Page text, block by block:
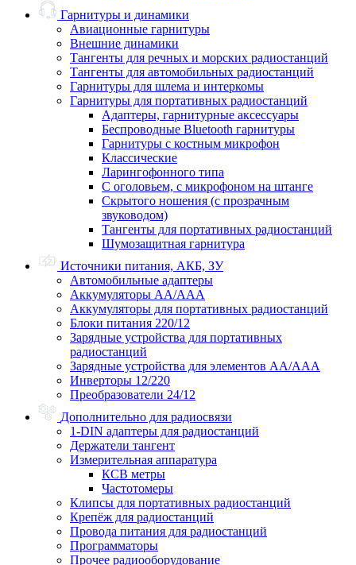
Гарнитуры и динамики
Авиационные гарнитуры
Внешние динамики
Тангенты для речных и морских радиостанций
Тангенты для автомобильных радиостанций
Гарнитуры для шлема и интеркомы
Гарнитуры для портативных радиостанций
Адаптеры, гарнитурные аксессуары
Беспроводные Bluetooth гарнитуры
Гарнитуры с костным микрофон
Классические
Ларингофонного типа
С оголовьем, с микрофоном на штанге
Скрытого ношения (с прозрачным
звуководом)
Тангенты для портативных радиостанций
Шумозащитная гарнитура
Источники питания, АКБ, ЗУ
Автомобильные адаптеры
Аккумуляторы АА/ААА
Аккумуляторы для портативных радиостанций
Блоки питания 220/12
Зарядные устройства для портативных
радиостанций
Зарядные устройства для элементов АА/ААА
Инверторы 12/220
Преобразователи 24/12
Дополнительно для радиосвязи
1-DIN адаптеры для радиостанций
Держатели тангент
Измерительная аппаратура
КСВ метры
Частотомеры
Клипсы для портативных радиостанций
Крепёж для радиостанций
Провода питания для радиостанций
Программаторы
Прочее радиооборудование